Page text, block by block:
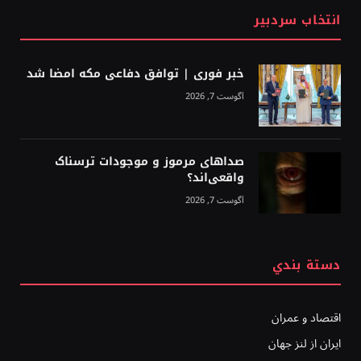
انتخاب سردبیر
خبر فوری | توافق دفاعی مکه امضا شد
آگوست 7, 2026
صداهای مرموز و موجودات ترسناک
واقعی‌اند؟
آگوست 7, 2026
دستة بندي
اقتصاد و عمران
ایران از لنز جهان